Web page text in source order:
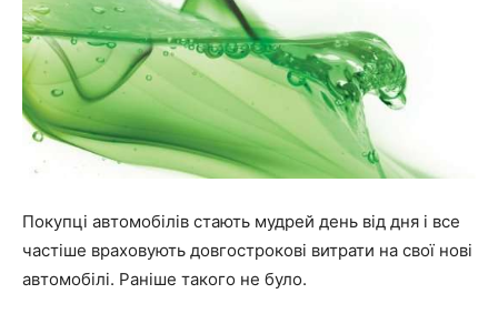
Покупці автомобілів стають мудрей день від дня і все
частіше враховують довгострокові витрати на свої нові
автомобілі. Раніше такого не було.